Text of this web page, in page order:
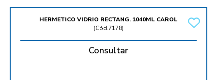
HERMETICO VIDRIO RECTANG. 1040ML CAROL
(Cód.7178)
Consultar